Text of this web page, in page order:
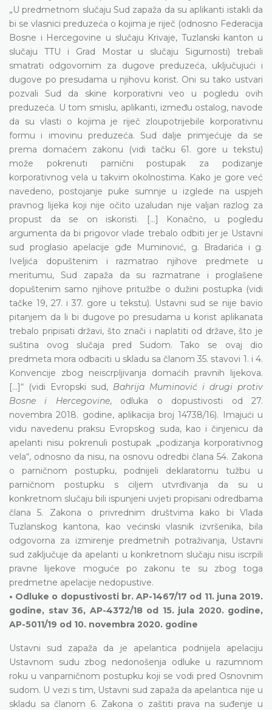
„U predmetnom slučaju Sud zapaža da su aplikanti istakli da
bi se vlasnici preduzeća o kojima je riječ (odnosno Federacija
Bosne i Hercegovine u slučaju Krivaje, Tuzlanski kanton u
slučaju TTU i Grad Mostar u slučaju Sigurnosti) trebali
smatrati odgovornim za dugove preduzeća, uključujući i
dugove po presudama u njihovu korist. Oni su tako ustvari
pozvali Sud da skine korporativni veo u pogledu ovih
preduzeća. U tom smislu, aplikanti, između ostalog, navode
da su vlasti o kojima je riječ zloupotrijebile korporativnu
formu i imovinu preduzeća. Sud dalje primjećuje da se
prema domaćem zakonu (vidi tačku 61. gore u tekstu)
može pokrenuti parnični postupak za podizanje
korporativnog vela u takvim okolnostima. Kako je gore već
navedeno, postojanje puke sumnje u izglede na uspjeh
pravnog lijeka koji nije očito uzaludan nije valjan razlog za
propust da se on iskoristi. [...] Konačno, u pogledu
argumenta da bi prigovor vlade trebalo odbiti jer je Ustavni
sud proglasio apelacije gđe Muminović, g. Bradarića i g.
Iveljića dopuštenim i razmatrao njihove predmete u
meritumu, Sud zapaža da su razmatrane i proglašene
dopuštenim samo njihove pritužbe o dužini postupka (vidi
tačke 19, 27. i 37. gore u tekstu). Ustavni sud se nije bavio
pitanjem da li bi dugove po presudama u korist aplikanata
trebalo pripisati državi, što znači i naplatiti od države, što je
suština ovog slučaja pred Sudom. Tako se ovaj dio
predmeta mora odbaciti u skladu sa članom 35. stavovi 1. i 4.
Konvencije zbog neiscrpljivanja domaćih pravnih lijekova.
[...]“ (vidi Evropski sud, Bahrija Muminović i drugi protiv
Bosne i Hercegovine, odluka o dopustivosti od 27.
novembra 2018. godine, aplikacija broj 14738/16). Imajući u
vidu navedenu praksu Evropskog suda, kao i činjenicu da
apelanti nisu pokrenuli postupak „podizanja korporativnog
vela“, odnosno da nisu, na osnovu odredbi člana 54. Zakona
o parničnom postupku, podnijeli deklaratornu tužbu u
parničnom postupku s ciljem utvrđivanja da su u
konkretnom slučaju bili ispunjeni uvjeti propisani odredbama
člana 5. Zakona o privrednim društvima kako bi Vlada
Tuzlanskog kantona, kao većinski vlasnik izvršenika, bila
odgovorna za izmirenje predmetnih potraživanja, Ustavni
sud zaključuje da apelanti u konkretnom slučaju nisu iscrpili
pravne lijekove moguće po zakonu te su zbog toga
predmetne apelacije nedopustive.
• Odluke o dopustivosti br. AP-1467/17 od 11. juna 2019.
godine, stav 36, AP-4372/18 od 15. jula 2020. godine,
AP-5011/19 od 10. novembra 2020. godine
Ustavni sud zapaža da je apelantica podnijela apelaciju
Ustavnom sudu zbog nedonošenja odluke u razumnom
roku u vanparničnom postupku koji se vodi pred Osnovnim
sudom. U vezi s tim, Ustavni sud zapaža da apelantica nije u
skladu sa članom 6. Zakona o zaštiti prava na suđenje u